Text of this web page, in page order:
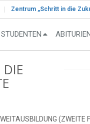
Zentrum „Schritt in die
(ZWEITE